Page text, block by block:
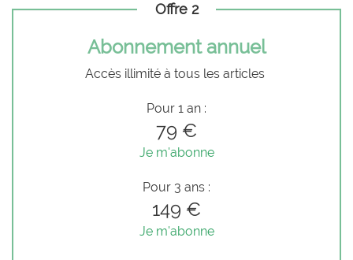
Offre 2
Abonnement annuel
Accès illimité à tous les articles
Pour 1 an :
79 €
Je m'abonne
Pour 3 ans :
149 €
Je m'abonne